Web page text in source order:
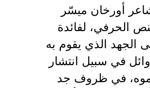
أورخان ميسّر
الحرفي، لفائدة
الجهد الذي يقوم به
في سبيل انتشار
في ظروف جد